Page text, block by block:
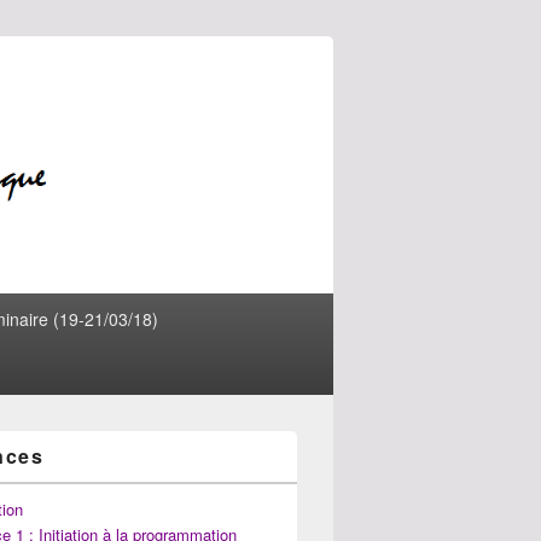
(19-21/03/18)
1 : Initiation à la programmation